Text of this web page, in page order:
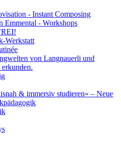
- Instant Composing
Emmental - Workshops
Werkstatt
von Langnauerli und
erkunden.
& immersiv studieren» – Neue